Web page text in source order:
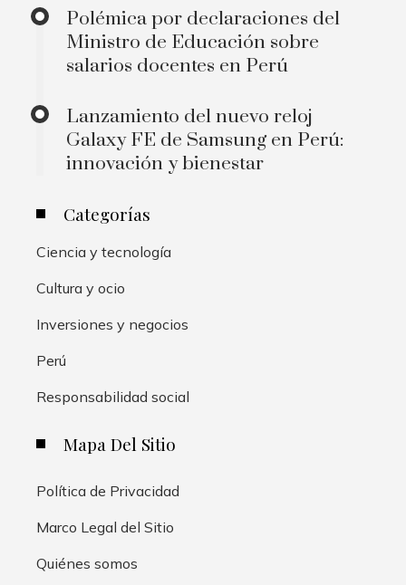
Polémica por declaraciones del
Ministro de Educación sobre
salarios docentes en Perú
Lanzamiento del nuevo reloj
Galaxy FE de Samsung en Perú:
innovación y bienestar
Categorías
Ciencia y tecnología
Cultura y ocio
Inversiones y negocios
Perú
Responsabilidad social
Mapa Del Sitio
Política de Privacidad
Marco Legal del Sitio
Quiénes somos